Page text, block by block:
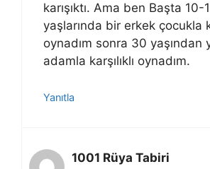
karışıktı. Ama ben Başta 10-
yaşlarında bir erkek çocukla
oynadım sonra 30 yaşından
adamla karşılıklı oynadım.
Yanıtla
1001 Rüya Tabiri